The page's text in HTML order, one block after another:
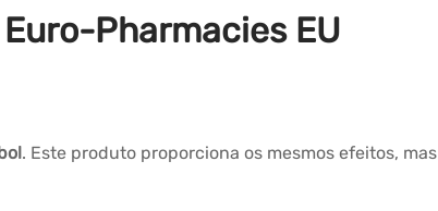
Pharmacies EU
. Este produto proporciona os mesmos efeitos, mas